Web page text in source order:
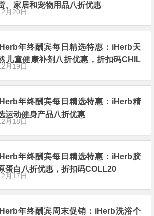
、家居和宠物用品八折优惠
月20日
年终酬宾每日精选特惠：iHerb天
儿童健康补剂八折优惠，折扣码CHIL
20
月19日
年终酬宾每日精选特惠：iHerb精
运动健身产品八折优惠
月18日
年终酬宾每日精选特惠：iHerb胶
蛋白八折优惠，折扣码COLL20
月17日
年终酬宾周末促销：iHerb洗浴个